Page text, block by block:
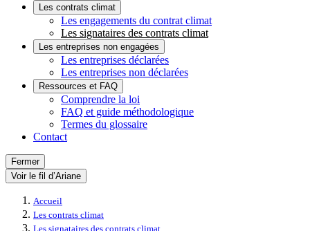
Les contrats climat
Les engagements du contrat climat
Les signataires des contrats climat
Les entreprises non engagées
Les entreprises déclarées
Les entreprises non déclarées
Ressources et FAQ
Comprendre la loi
FAQ et guide méthodologique
Termes du glossaire
Contact
Fermer
Voir le fil d’Ariane
Accueil
Les contrats climat
Les signataires des contrats climat